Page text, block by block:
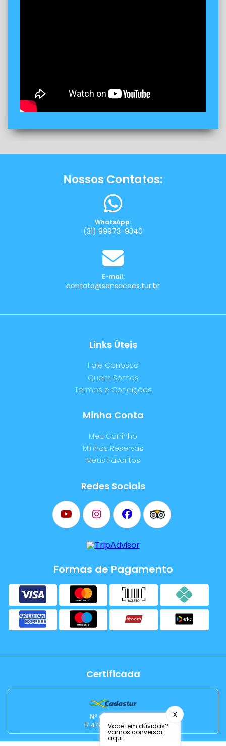
x
Você tem dúvidas?
vamos conversar
aqui.
Nossos Contatos:
WhatsApp:
(31) 99973-9340
E-mail:
contato@sensacoes.tur.br
Links Úteis
Fale Conosco
Quem Somos
Termos e Condições
Minha Conta
Meu Carrinho
Minhas Reservas
Meus Favoritos
Redes Sociais
Formas de Pagamento
Certificada
Nº do Registro
17.479.081/0001-57